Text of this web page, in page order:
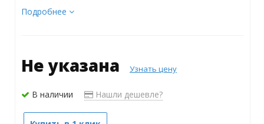
Подробнее
Не указана Узнать цену
В наличии Нашли дешевле?